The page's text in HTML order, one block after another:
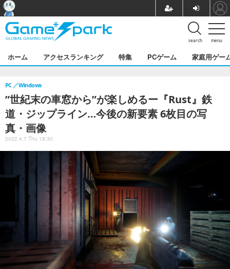
menu
search
ホーム アクセスランキング 特集 PCゲーム 家庭用ゲー
”世紀末の車窓から”が楽しめるー『Rust』鉄
道・ジップライン…今後の新要素 6枚目の写
真・画像
PC Windows
2022.4.7 Thu 18:30